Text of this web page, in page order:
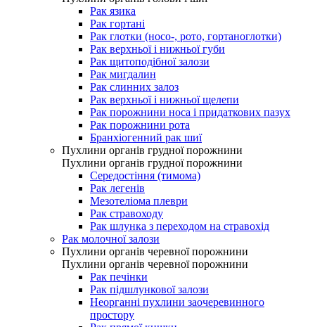
Рак язика
Рак гортані
Рак глотки (носо-, рото, гортаноглотки)
Рак верхньої і нижньої губи
Рак щитоподібної залози
Рак мигдалин
Рак слинних залоз
Рак верхньої і нижньої щелепи
Рак порожнини носа і придаткових пазух
Рак порожнини рота
Бранхіогенний рак шиї
Пухлини органів грудної порожнини
Пухлини органів грудної порожнини
Середостіння (тимома)
Рак легенів
Мезотеліома плеври
Рак стравоходу
Рак шлунка з переходом на стравохід
Рак молочної залози
Пухлини органів черевної порожнини
Пухлини органів черевної порожнини
Рак печінки
Рак підшлункової залози
Неорганні пухлини заочеревинного
простору